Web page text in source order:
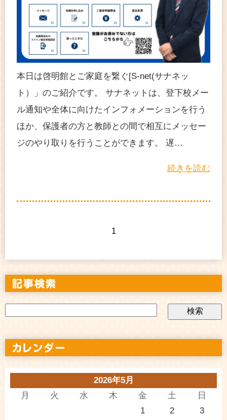
本日は啓明館とご家庭を繋ぐ[S-net(サナネッ
ト）」のご紹介です。 サナネットは、登下校メー
ル通知や全体に向けたインフォメーションを行う
ほか、保護者の方と教師との間で相互にメッセー
ジのやり取りを行うことができます。 遅…
続きを読む
1
2026年5月
月
火 水 木 金 土 日
1 2
3